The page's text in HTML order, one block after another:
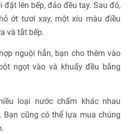
đặt lên bếp, đảo đều tay. Sau đó,
ớt tươi xay, một xíu màu điều
và tắt bếp.
nguội hẳn, bạn cho thêm vào
ngọt vào và khuấy đều bằng
loại nước chấm khác nhau
Bạn cũng có thể lựa mua chúng